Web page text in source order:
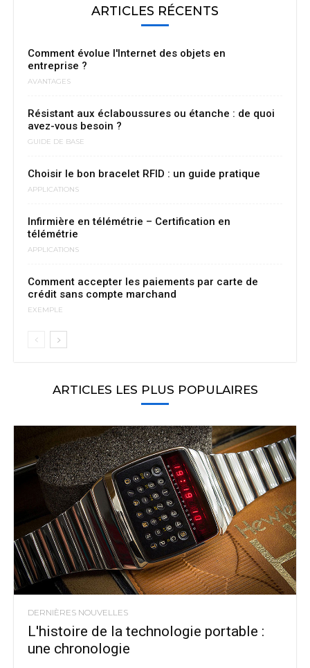
ARTICLES RÉCENTS
Comment évolue l'Internet des objets en
entreprise ?
AVANTAGES
Résistant aux éclaboussures ou étanche : de quoi
avez-vous besoin ?
GUIDE DE BASE
Choisir le bon bracelet RFID : un guide pratique
APPLICATIONS
Infirmière en télémétrie – Certification en
télémétrie
APPLICATIONS
Comment accepter les paiements par carte de
crédit sans compte marchand
EXEMPLE
ARTICLES LES PLUS POPULAIRES
DERNIÈRES NOUVELLES
L'histoire de la technologie portable :
une chronologie